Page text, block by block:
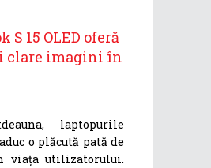
S 15 OLED oferă
clare imagini în
laptopurile
o plăcută pată de
viața utilizatorului.